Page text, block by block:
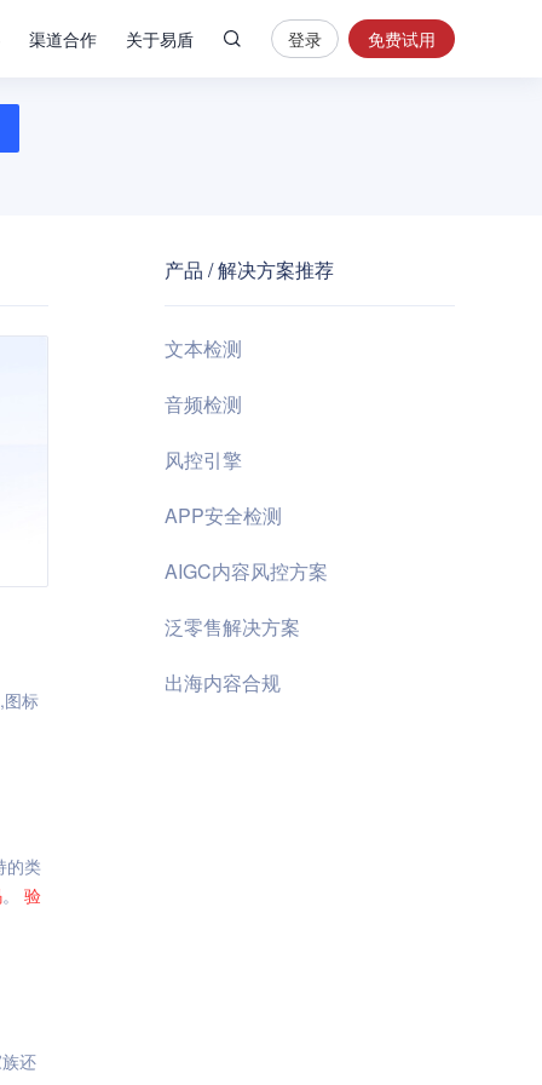
渠道合作 关于易盾
安
全
控
登录 免费试用
图标
的类
。 验
还
产品 / 解决方案推荐
文本检测
音频检测
风控引擎
APP安全检测
AIGC内容风控方案
泛零售解决方案
出海内容合规